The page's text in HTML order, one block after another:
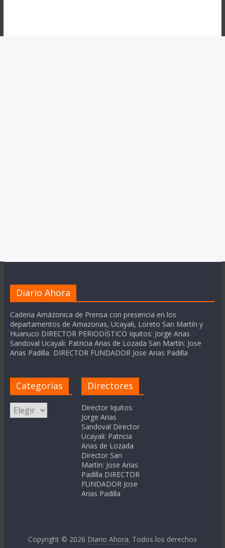
Diario Ahora
Cadena Amázonica de Prensa con presencia en los
departamentos de Amazonas, Ucayali, Loreto San Martín y
Huanuco DIRECTOR PERIODÍSTICO Iquitos: Jorge Arias
Sandoval Ucayali: Patricia Arias de Lozada San Martín: Jose
Arias Padilla DIRECTOR FUNDADOR Jose Arias Padilla
Categorías
Categorías
Directores
Director Iquitos:
Jorge Arias
Sandoval Director
Ucayali: Patricia
Arias de Lozada
Director San
Martín: Jose Arias
Padilla DIRECTOR
FUNDADOR Jose
Arias Padilla
Copyright © 2026 Diario Ahora. Todos los derechos